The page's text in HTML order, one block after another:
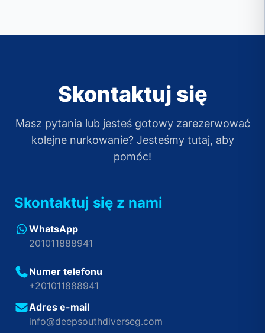
Skontaktuj się
Masz pytania lub jesteś gotowy zarezerwować
kolejne nurkowanie? Jesteśmy tutaj, aby
pomóc!
Skontaktuj się z nami
WhatsApp
201011888941
Numer telefonu
+201011888941
Adres e-mail
info@deepsouthdiverseg.com